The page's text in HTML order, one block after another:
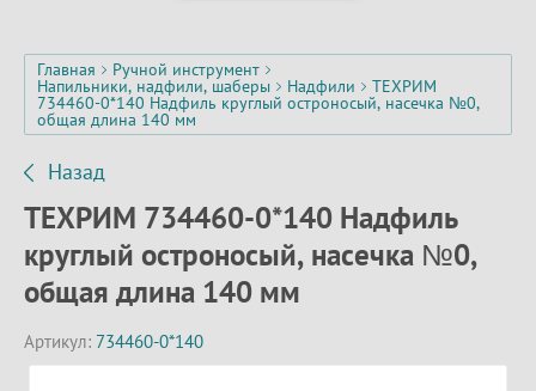
Главная Ручной инструмент
Напильники, надфили, шаберы Надфили ТЕХРИМ
734460-0*140 Надфиль круглый остроносый, насечка №0,
общая длина 140 мм
Назад
ТЕХРИМ 734460-0*140 Надфиль
круглый остроносый, насечка №0,
общая длина 140 мм
Артикул: 734460-0*140